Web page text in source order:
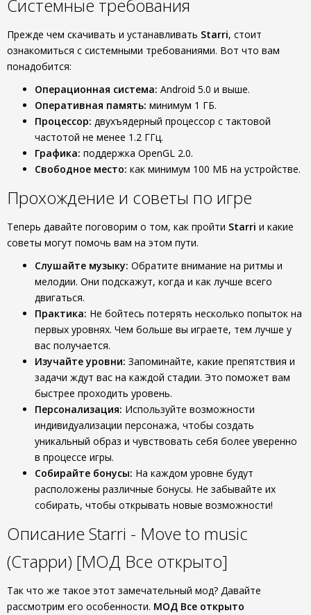
Системные требования
Прежде чем скачивать и устанавливать Starri, стоит
ознакомиться с системными требованиями. Вот что вам
понадобится:
Операционная система: Android 5.0 и выше.
Оперативная память: минимум 1 ГБ.
Процессор: двухъядерный процессор с тактовой
частотой не менее 1.2 ГГц.
Графика: поддержка OpenGL 2.0.
Свободное место: как минимум 100 МБ на устройстве.
Прохождение и советы по игре
Теперь давайте поговорим о том, как пройти Starri и какие
советы могут помочь вам на этом пути.
Слушайте музыку: Обратите внимание на ритмы и
мелодии. Они подскажут, когда и как лучше всего
двигаться.
Практика: Не бойтесь потерять несколько попыток на
первых уровнях. Чем больше вы играете, тем лучше у
вас получается.
Изучайте уровни: Запоминайте, какие препятствия и
задачи ждут вас на каждой стадии. Это поможет вам
быстрее проходить уровень.
Персонализация: Используйте возможности
индивидуализации персонажа, чтобы создать
уникальный образ и чувствовать себя более уверенно
в процессе игры.
Собирайте бонусы: На каждом уровне будут
расположены различные бонусы. Не забывайте их
собирать, чтобы открывать новые возможности!
Описание Starri - Move to music
(Старри) [МОД Все открыто]
Так что же такое этот замечательный мод? Давайте
рассмотрим его особенности. МОД Все открыто